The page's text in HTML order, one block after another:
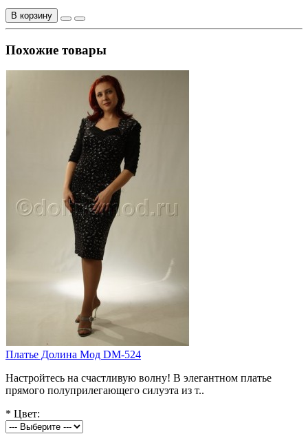
В корзину
Похожие товары
Платье Долина Мод DM-524
Настройтесь на счастливую волну! В элегантном платье
прямого полуприлегающего силуэта из т..
* Цвет: